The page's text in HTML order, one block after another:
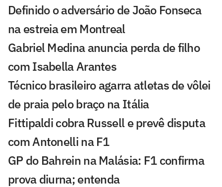
Definido o adversário de João Fonseca
na estreia em Montreal
Gabriel Medina anuncia perda de filho
com Isabella Arantes
Técnico brasileiro agarra atletas de vôlei
de praia pelo braço na Itália
Fittipaldi cobra Russell e prevê disputa
com Antonelli na F1
GP do Bahrein na Malásia: F1 confirma
prova diurna; entenda